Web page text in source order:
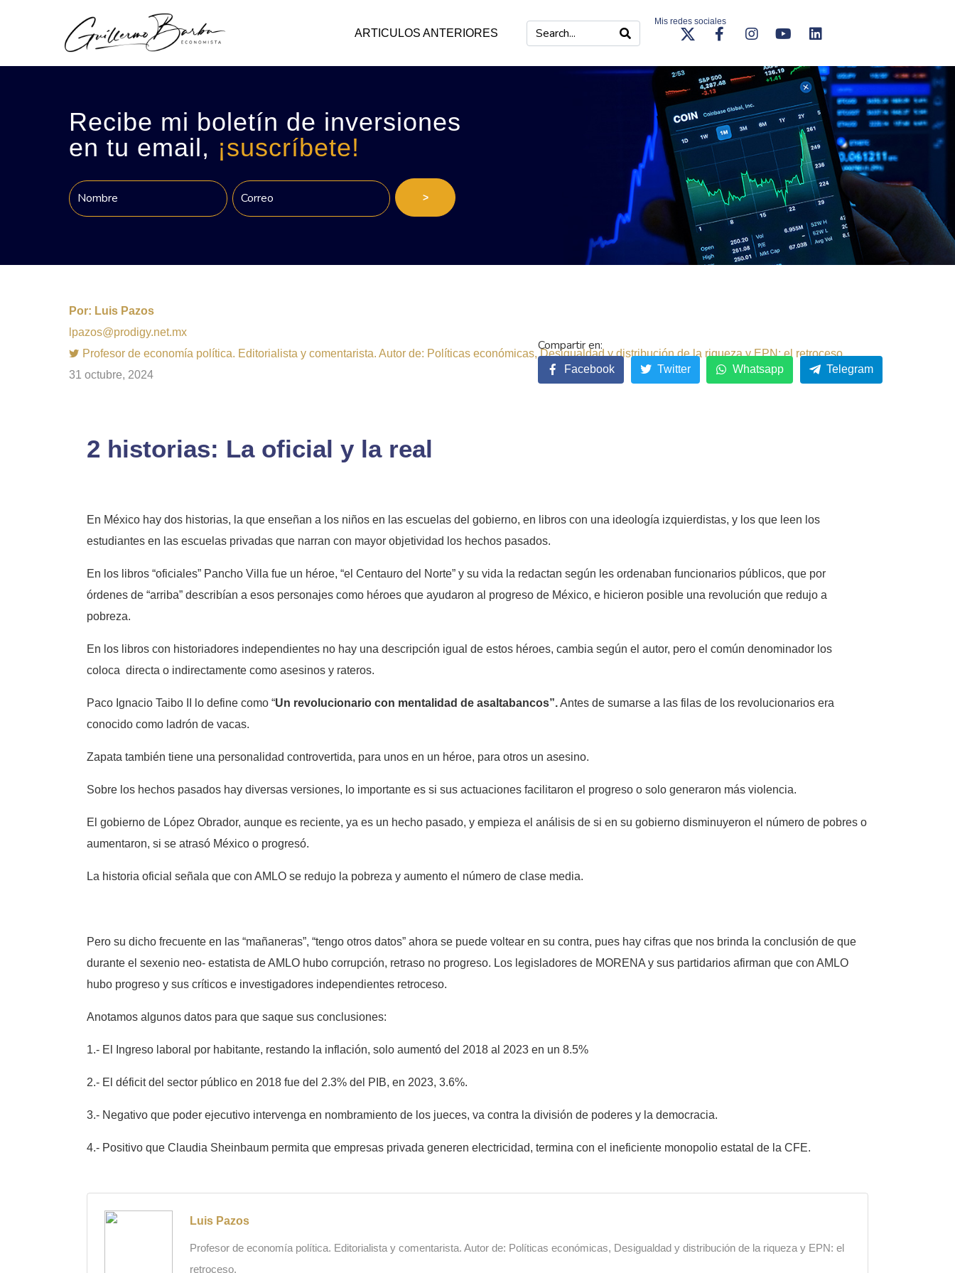
ARTICULOS ANTERIORES
Mis redes sociales
Recibe mi boletín de inversiones
en tu email, ¡suscríbete!
>
Por: Luis Pazos
lpazos@prodigy.net.mx
Profesor de economía política. Editorialista y comentarista. Autor de: Políticas económicas, Desigualdad y distribución de la riqueza y EPN: el retroceso.
31 octubre, 2024
2 historias: La oficial y la real
En México hay dos historias, la que enseñan a los niños en las escuelas del gobierno, en libros con una ideología izquierdistas, y los que leen los
estudiantes en las escuelas privadas que narran con mayor objetividad los hechos pasados.
En los libros “oficiales” Pancho Villa fue un héroe, “el Centauro del Norte” y su vida la redactan según les ordenaban funcionarios públicos, que por
órdenes de “arriba” describían a esos personajes como héroes que ayudaron al progreso de México, e hicieron posible una revolución que redujo a
pobreza.
En los libros con historiadores independientes no hay una descripción igual de estos héroes, cambia según el autor, pero el común denominador los
coloca directa o indirectamente como asesinos y rateros.
Paco Ignacio Taibo II lo define como “Un revolucionario con mentalidad de asaltabancos”.Antes de sumarse a las filas de los revolucionarios era
conocido como ladrón de vacas.
Zapata también tiene una personalidad controvertida, para unos en un héroe, para otros un asesino.
Sobre los hechos pasados hay diversas versiones, lo importante es si sus actuaciones facilitaron el progreso o solo generaron más violencia.
El gobierno de López Obrador, aunque es reciente, ya es un hecho pasado, y empieza el análisis de si en su gobierno disminuyeron el número de pobres o
aumentaron, si se atrasó México o progresó.
La historia oficial señala que con AMLO se redujo la pobreza y aumento el número de clase media.
Pero su dicho frecuente en las “mañaneras”, “tengo otros datos” ahora se puede voltear en su contra, pues hay cifras que nos brinda la conclusión de que
durante el sexenio neo- estatista de AMLO hubo corrupción, retraso no progreso. Los legisladores de MORENA y sus partidarios afirman que con AMLO
hubo progreso y sus críticos e investigadores independientes retroceso.
Anotamos algunos datos para que saque sus conclusiones:
1.- El Ingreso laboral por habitante, restando la inflación, solo aumentó del 2018 al 2023 en un 8.5%
2.- El déficit del sector público en 2018 fue del 2.3% del PIB, en 2023, 3.6%.
3.- Negativo que poder ejecutivo intervenga en nombramiento de los jueces, va contra la división de poderes y la democracia.
4.- Positivo que Claudia Sheinbaum permita que empresas privada generen electricidad, termina con el ineficiente monopolio estatal de la CFE.
Facebook Twitter Whatsapp Telegram
Luis Pazos
Profesor de economía política. Editorialista y comentarista. Autor de: Políticas económicas, Desigualdad y distribución de la riqueza y EPN: el
retroceso.